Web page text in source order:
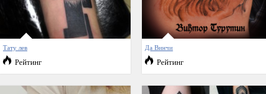
Тату лев
Рейтинг
Да Винчи
Рейтинг